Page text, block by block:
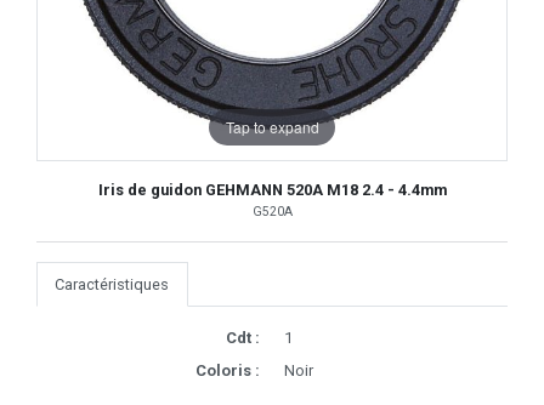
Tap to expand
Iris de guidon GEHMANN 520A M18 2.4 - 4.4mm
G520A
Caractéristiques
Cdt :
1
Coloris :
Noir